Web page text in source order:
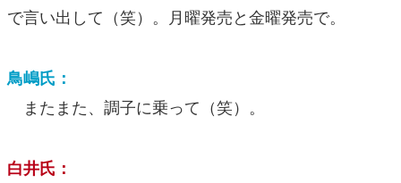
で言い出して（笑）。月曜発売と金曜発売で。
鳥嶋氏：
またまた、調子に乗って（笑）。
白井氏：